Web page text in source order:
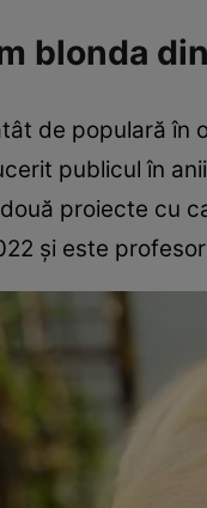
blonda
de populară
publicul în
proiecte cu
şi este